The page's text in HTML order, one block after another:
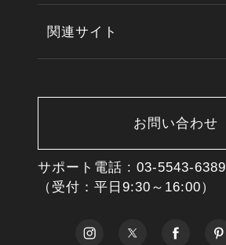
関連サイト
お問い合わせ
サポート電話 : 03-5543-6389
（受付：平日9:30～16:00）